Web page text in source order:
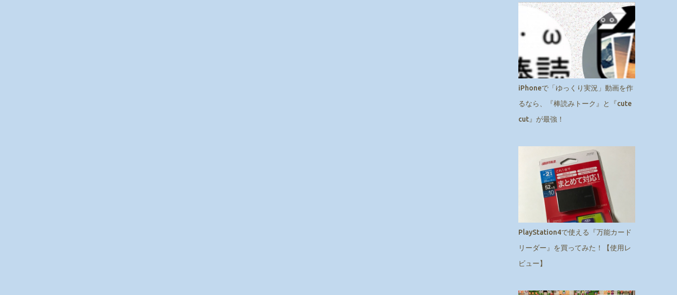
iPhoneで「ゆっくり実況」動画を作
るなら、『棒読みトーク』と『cute
cut』が最強！
PlayStation4で使える『万能カード
リーダー』を買ってみた！【使用レ
ビュー】